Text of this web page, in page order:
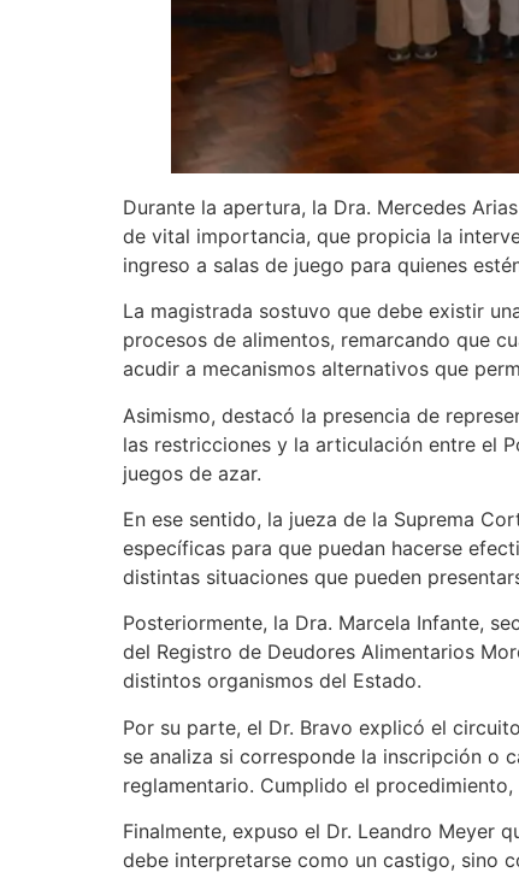
Durante la apertura, la Dra. Mercedes
de vital importancia, que propicia la
ingreso a salas de juego para quienes
La magistrada sostuvo que debe existir
procesos de alimentos, remarcando que
acudir a mecanismos alternativos que
Asimismo, destacó la presencia de
las restricciones y la articulación entre el
juegos de azar.
En ese sentido, la jueza de la Suprema
específicas para que puedan hacerse
distintas situaciones que pueden
Posteriormente, la Dra. Marcela Infante,
del Registro de Deudores Alimentarios
distintos organismos del Estado.
Por su parte, el Dr. Bravo explicó el
se analiza si corresponde la inscripción o
reglamentario. Cumplido el
Finalmente, expuso el Dr. Leandro Meyer
debe interpretarse como un castigo, sino